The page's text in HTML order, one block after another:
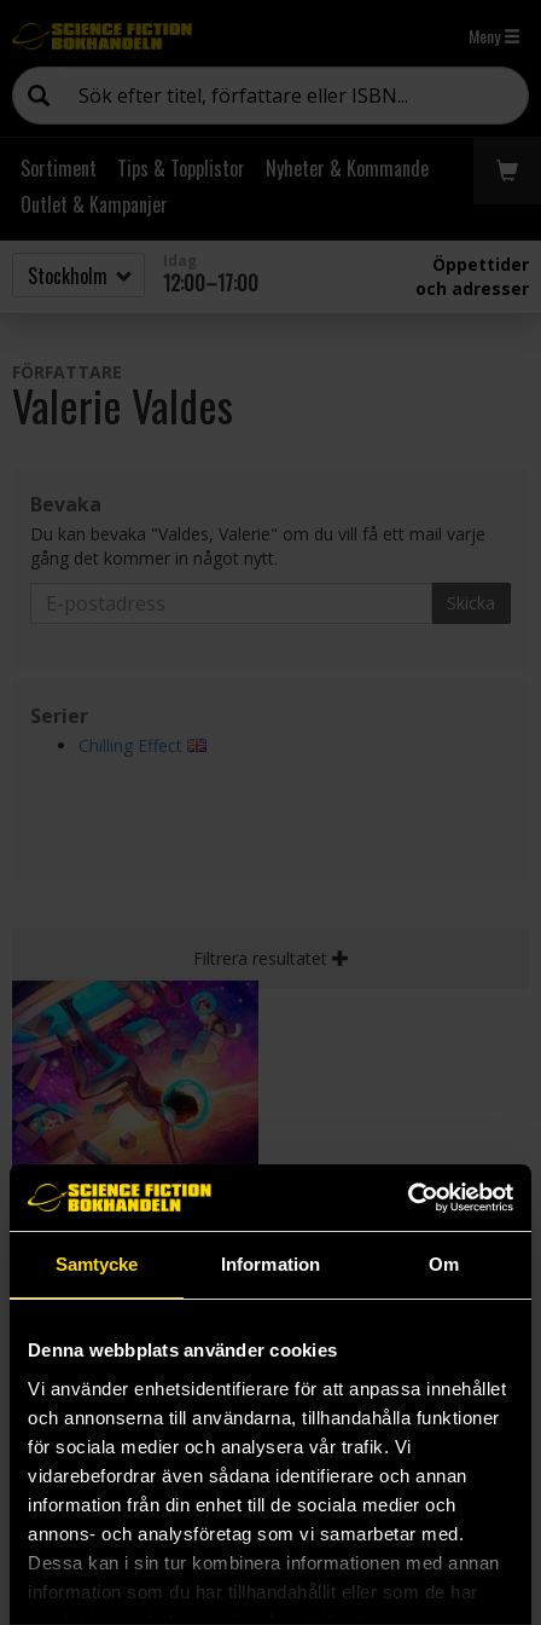
Samtycke Information Om
Denna webbplats använder cookies
Vi använder enhetsidentifierare för att anpassa innehållet
och annonserna till användarna, tillhandahålla funktioner
för sociala medier och analysera vår trafik. Vi
vidarebefordrar även sådana identifierare och annan
information från din enhet till de sociala medier och
annons- och analysföretag som vi samarbetar med.
Dessa kan i sin tur kombinera informationen med annan
information som du har tillhandahållit eller som de har
samlat in när du har använt deras tjänster.
Meny
Sortiment Tips & Topplistor
Nyheter & Kommande
Outlet & Kampanjer
12:00–17:00
Öppettider
och adresser
FÖRFATTARE
Valerie Valdes
Bevaka
Du kan bevaka "Valdes, Valerie" om du vill få ett mail varje
gång det kommer in något nytt.
Skicka
Serier
Chilling Effect
Filtrera resultatet
Chilling Effect
Valerie Valdes
179 kr
Beställ